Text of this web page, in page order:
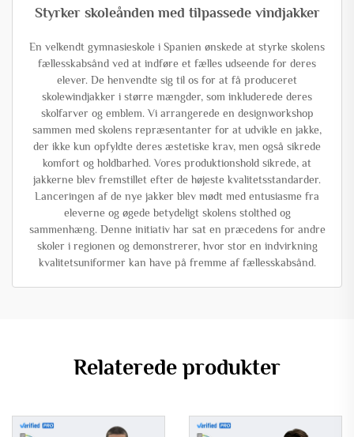
Styrker skoleånden med tilpassede vindjakker
En velkendt gymnasieskole i Spanien ønskede at styrke skolens
fællesskabsånd ved at indføre et fælles udseende for deres
elever. De henvendte sig til os for at få produceret
skolewindjakker i større mængder, som inkluderede deres
skolfarver og emblem. Vi arrangerede en designworkshop
sammen med skolens repræsentanter for at udvikle en jakke,
der ikke kun opfyldte deres æstetiske krav, men også sikrede
komfort og holdbarhed. Vores produktionshold sikrede, at
jakkerne blev fremstillet efter de højeste kvalitetsstandarder.
Lanceringen af de nye jakker blev mødt med entusiasme fra
eleverne og øgede betydeligt skolens stolthed og
sammenhæng. Denne initiativ har sat en præcedens for andre
skoler i regionen og demonstrerer, hvor stor en indvirkning
kvalitetsuniformer kan have på fremme af fællesskabsånd.
Relaterede produkter